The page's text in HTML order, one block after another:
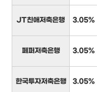
JT친애저축은행 3.05%
페퍼저축은행 3.05%
한국투자저축은행 3.05%